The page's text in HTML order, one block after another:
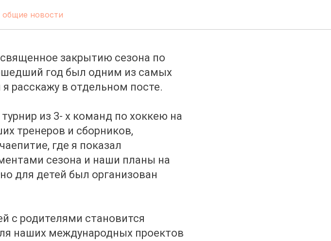
новости
на роликах
закрытию сезона по
год был одним из самых
расскажу в отдельном посте.
из 3- х команд по хоккею на
тренеров и сборников,
где я показал
сезона и наши планы на
для детей был организован
с родителями становится
наших международных проектов